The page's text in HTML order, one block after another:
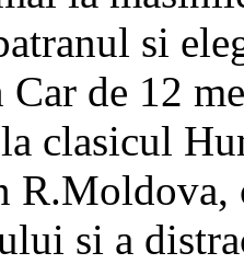
si
de 12
clasicul
R.Moldova,
si a